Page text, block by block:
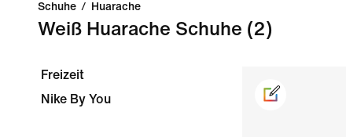
Schuhe / Huarache
Weiß Huarache Schuhe (2)
Freizeit
Nike By You